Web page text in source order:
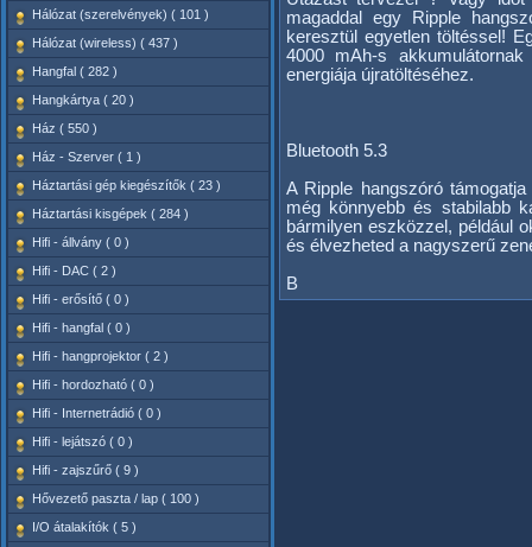
Hálózat (szerelvények) ( 101 )
Hálózat (wireless) ( 437 )
Hangfal ( 282 )
Hangkártya ( 20 )
Ház ( 550 )
Ház - Szerver ( 1 )
Háztartási gép kiegészítők ( 23 )
Háztartási kisgépek ( 284 )
Hifi - állvány ( 0 )
Hifi - DAC ( 2 )
Hifi - erősítő ( 0 )
Hifi - hangfal ( 0 )
Hifi - hangprojektor ( 2 )
Hifi - hordozható ( 0 )
Hifi - Internetrádió ( 0 )
Hifi - lejátszó ( 0 )
Hifi - zajszűrő ( 9 )
Hővezető paszta / lap ( 100 )
I/O átalakítók ( 5 )
magaddal egy Ripple
keresztül egyetlen töltéssel!
4000 mAh-s
energiája újratöltéséhez.
Bluetooth 5.3
A Ripple hangszóró
még könnyebb és stabilabb
bármilyen eszközzel, például
és élvezheted a nagyszerű
B